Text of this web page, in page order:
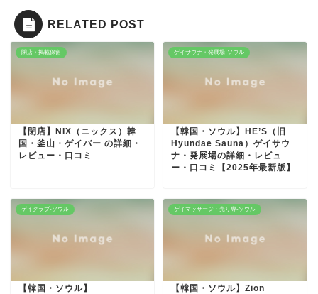
RELATED POST
閉店・掲載保留
【閉店】NIX（ニックス）韓
国・釜山・ゲイバー の詳細・
レビュー・口コミ
ゲイサウナ・発展場-ソウル
【韓国・ソウル】HE’S（旧
Hyundae Sauna）ゲイサウ
ナ・発展場の詳細・レビュ
ー・口コミ【2025年最新版】
ゲイクラブ-ソウル
【韓国・ソウル】
ゲイマッサージ・売り専-ソウル
【韓国・ソウル】Zion